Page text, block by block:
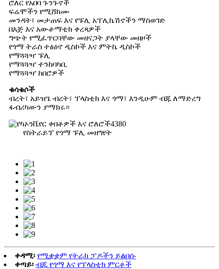
ሮለር የአበባ ጉንጉኖች
ፍሬሞችን የሚሸከሙ
መንዳት፣ መታጠፍ እና የፑሊ አፕሊኬሽኖችን ማስወገድ
በእጅ እና አውቶማቲክ ቀረጻዎች
ግጭት የሚፈጥርባቸው መዘናጋት ያላቸው መዘዞች
የጎማ ትራስ ተፅዕኖ ዲስኮች እና ምትኬ ዲስኮች
የማጓጓዣ ፑሊ
የማጓጓዣ ተንከባካቢ
የማጓጓዣ ከበሮዎች
ቁሳቁሶች
ብረት፣ አይዝጌ ብረት፣ ፕላስቲክ እና ጎማ፣ እንዲሁም ብጁ ለማድረግ
ፋብሪካውን ያማክሩ።
የስትራይፕ የጎማ ፑሊ መዘግየት
ቀዳሚ፡ የሚቋቋም የትራክ ፓዶችን ይልበሱ
ቀጣይ፡ ብጁ የጎማ እና የፕላስቲክ ምርቶች